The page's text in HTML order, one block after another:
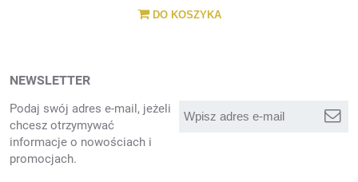
DO KOSZYKA
NEWSLETTER
Podaj swój adres e-mail, jeżeli
chcesz otrzymywać
informacje o nowościach i
promocjach.